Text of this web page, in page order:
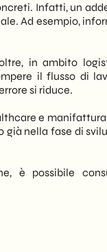
Infatti, un
Ad esempio,
in ambito
il flusso di
si riduce.
e
già nella fase di
è possibile